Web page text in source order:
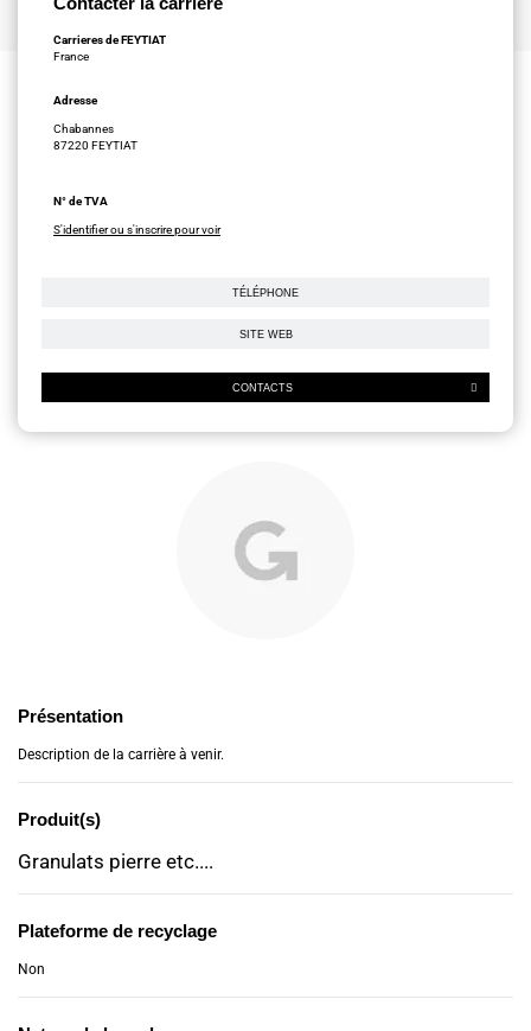
Carrieres de FEYTIAT
France
Adresse
Chabannes
87220 FEYTIAT
N° de TVA
S'identifier ou s'inscrire pour voir
TÉLÉPHONE
SITE WEB
CONTACTS
Présentation
Description de la carrière à venir.
Produit(s)
Granulats pierre etc....
Plateforme de recyclage
Non